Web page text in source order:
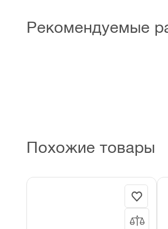
Рекомендуемые
Похожие товары